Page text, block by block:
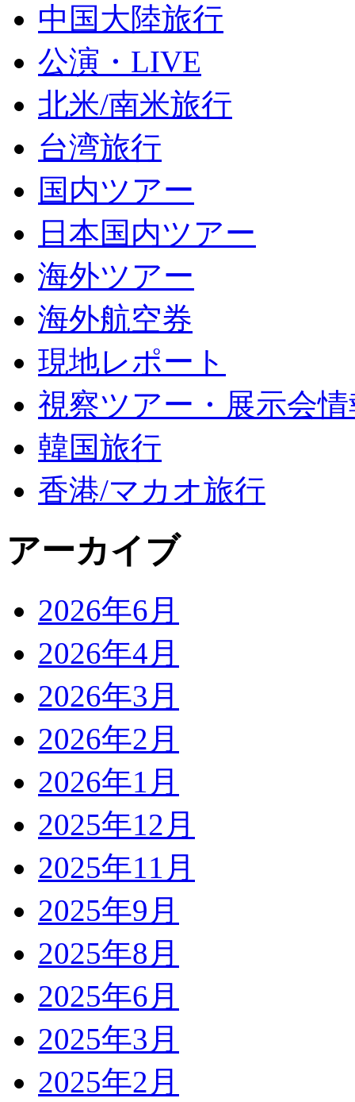
中国大陸旅行
公演・LIVE
北米/南米旅行
台湾旅行
国内ツアー
日本国内ツアー
海外ツアー
海外航空券
現地レポート
視察ツアー・展示会
韓国旅行
香港/マカオ旅行
アーカイブ
2026年6月
2026年4月
2026年3月
2026年2月
2026年1月
2025年12月
2025年11月
2025年9月
2025年8月
2025年6月
2025年3月
2025年2月